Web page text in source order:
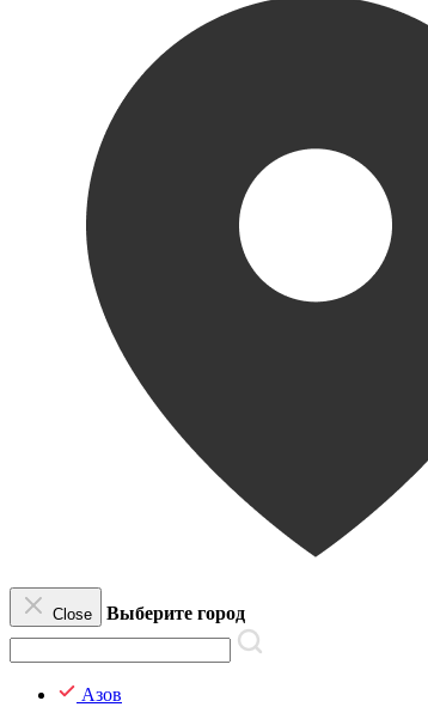
Close Выберите город
Азов